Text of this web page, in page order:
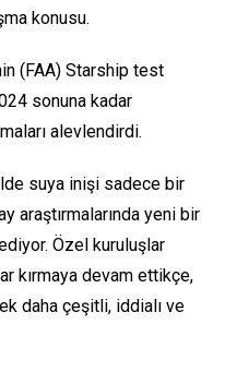
konusu.
(FAA) Starship test
sonuna kadar
alevlendirdi.
suya inişi sadece bir
araştırmalarında yeni bir
Özel kuruluşlar
kırmaya devam ettikçe,
daha çeşitli, iddialı ve